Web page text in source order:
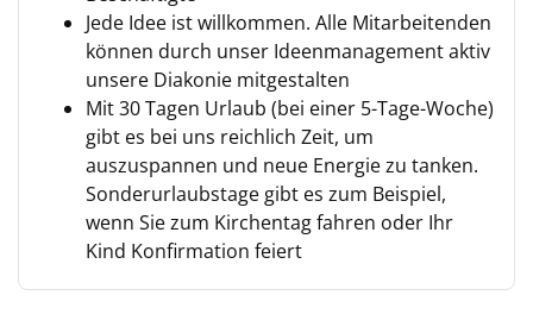
Jede Idee ist willkommen. Alle Mitarbeitenden
können durch unser Ideenmanagement aktiv
unsere Diakonie mitgestalten
Mit 30 Tagen Urlaub (bei einer 5-Tage-Woche)
gibt es bei uns reichlich Zeit, um
auszuspannen und neue Energie zu tanken.
Sonderurlaubstage gibt es zum Beispiel,
wenn Sie zum Kirchentag fahren oder Ihr
Kind Konfirmation feiert